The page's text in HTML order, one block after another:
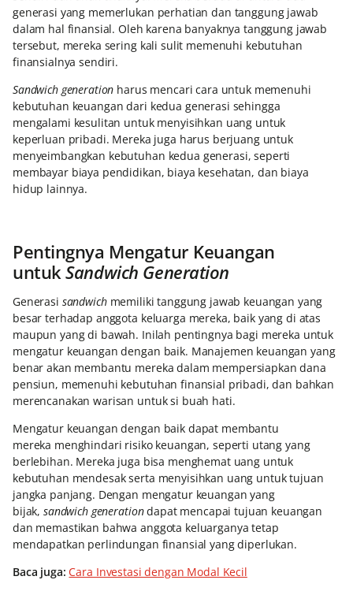
generasi yang memerlukan perhatian dan tanggung jawab
dalam hal finansial. Oleh karena banyaknya tanggung jawab
tersebut, mereka sering kali sulit memenuhi kebutuhan
finansialnya sendiri.
Sandwich generation harus mencari cara untuk memenuhi
kebutuhan keuangan dari kedua generasi sehingga
mengalami kesulitan untuk menyisihkan uang untuk
keperluan pribadi. Mereka juga harus berjuang untuk
menyeimbangkan kebutuhan kedua generasi, seperti
membayar biaya pendidikan, biaya kesehatan, dan biaya
hidup lainnya.
Pentingnya Mengatur Keuangan
untukSandwich Generation
Generasi sandwichmemiliki tanggung jawab keuangan yang
besar terhadap anggota keluarga mereka, baik yang di atas
maupun yang di bawah. Inilah pentingnya bagi mereka untuk
mengatur keuangan dengan baik. Manajemen keuangan yang
benar akan membantu mereka dalam mempersiapkan dana
pensiun, memenuhi kebutuhan finansial pribadi, dan bahkan
merencanakan warisan untuk si buah hati.
Mengatur keuangan dengan baik dapat membantu
mereka menghindari risiko keuangan, seperti utang yang
berlebihan. Mereka juga bisa menghemat uang untuk
kebutuhan mendesak serta menyisihkan uang untuk tujuan
jangka panjang. Dengan mengatur keuangan yang
bijak,sandwich generationdapat mencapai tujuan keuangan
dan memastikan bahwa anggota keluarganya tetap
mendapatkan perlindungan finansial yang diperlukan.
Baca juga: Cara Investasi dengan Modal Kecil